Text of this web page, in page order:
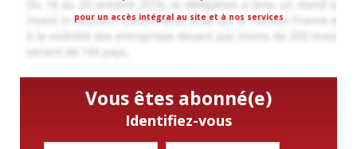
pour un accès intégral au site et à nos services
Vous êtes abonné(e)
Identifiez-vous